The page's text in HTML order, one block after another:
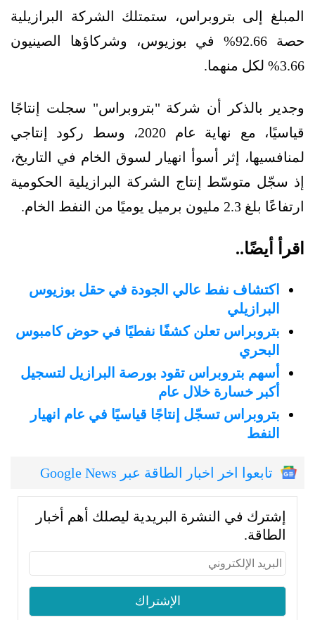
المبلغ إلى بتروبراس، ستمتلك الشركة البرازيلية
حصة 92.66% في بوزيوس، وشركاؤها الصينيون
3.66% لكل منهما.
وجدير بالذكر أن شركة "بتروبراس" سجلت إنتاجًا
قياسيًا، مع نهاية عام 2020، وسط ركود إنتاجي
لمنافسيها، إثر أسوأ انهيار لسوق الخام في التاريخ،
إذ سجّل متوسّط إنتاج الشركة البرازيلية الحكومية
ارتفاعًا بلغ 2.3 مليون برميل يوميًا من النفط الخام.
اقرأ أيضًا..
اكتشاف نفط عالي الجودة في حقل بوزيوس
البرازيلي
بتروبراس تعلن كشفًا نفطيًا في حوض كامبوس
البحري
أسهم بتروبراس تقود بورصة البرازيل لتسجيل
أكبر خسارة خلال عام
بتروبراس تسجّل إنتاجًا قياسيًا في عام انهيار
النفط
تابعوا اخر اخبار الطاقة عبر Google News
إشترك في النشرة البريدية ليصلك أهم أخبار
الطاقة.